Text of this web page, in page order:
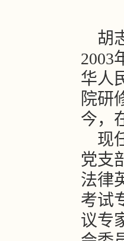
胡
2003
华人
院研
今，
现
党支
法律
考试
议专